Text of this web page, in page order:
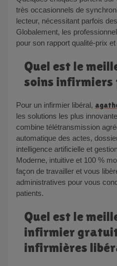
très occasionnels de
lecteur, nécessitant parfois
Globalement, les
pour son rapport qualité-prix
Quel est le meilleur logiciel de
soins infirmiers
Pour un infirmier libéral,
les solutions les plus
combine télétransmission
automatique des actes,
intelligence artificielle et
Moderne, intuitive et 100 %
façon de travailler et vous
administratives pour vous
patients.
Quel est le meilleur logiciel
infirmier
infirmières